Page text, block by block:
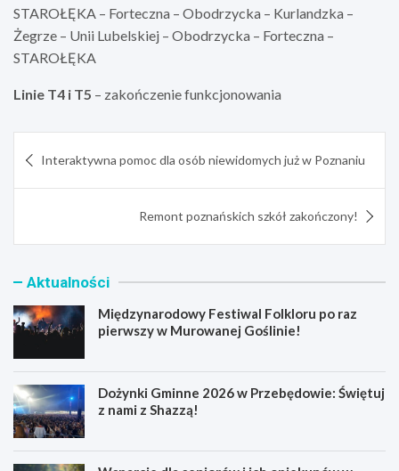
STAROŁĘKA – Forteczna – Obodrzycka – Kurlandzka –
Żegrze – Unii Lubelskiej – Obodrzycka – Forteczna –
STAROŁĘKA
Linie T4 i T5 – zakończenie funkcjonowania
wpisu
Interaktywna pomoc dla osób niewidomych już w Poznaniu
Remont poznańskich szkół zakończony!
Aktualności
Międzynarodowy Festiwal Folkloru po raz
pierwszy w Murowanej Goślinie!
Dożynki Gminne 2026 w Przebędowie: Świętuj
z nami z Shazzą!